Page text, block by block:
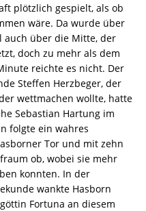
plötzlich gespielt, als ob
wäre. Da wurde über
auch über die Mitte, der
doch zu mehr als dem
reichte es nicht. Der
Steffen Herzbeger, der
wettmachen wollte, hatte
Sebastian Hartung im
folgte ein wahres
Tor und mit zehn
ob, wobei sie mehr
konnten. In der
wankte Hasborn
Fortuna an diesem